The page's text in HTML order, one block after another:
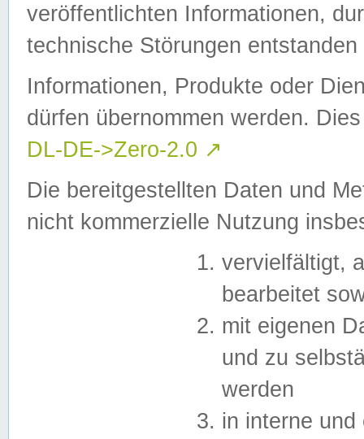
veröffentlichten Informationen,
technische Störungen
Informationen, Produkte oder
dürfen übernommen werden.
DL-DE->Zero-2.0 ↗
Die bereitgestellten Daten und
nicht kommerzielle Nutzung
vervielfältigt,
bearbeitet
mit eigenen
und zu
werden
in interne